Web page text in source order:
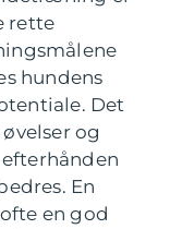
rette
hundens
Det
og
En
en god